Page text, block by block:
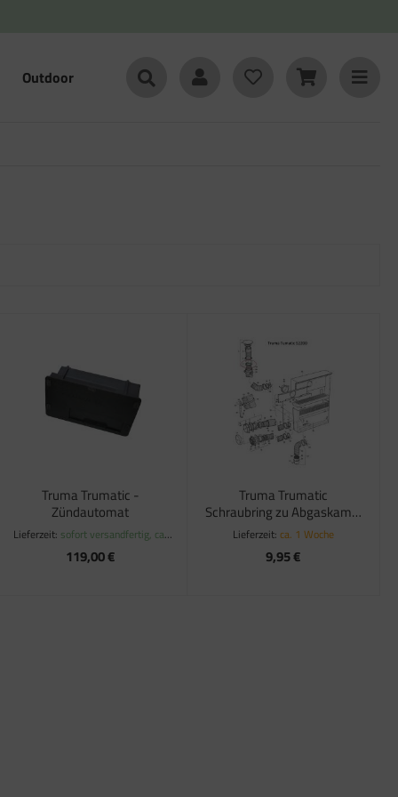
Outdoor
Truma Trumatic -
Zündautomat
Lieferzeit: sofort versandfertig, ca.
1-3 Werktage
119,00 €
Truma Trumatic
Schraubring zu Abgaskamin
AK3
Lieferzeit: ca. 1 Woche
9,95 €